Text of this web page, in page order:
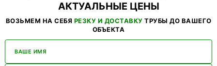
АКТУАЛЬНЫЕ ЦЕНЫ
ВОЗЬМЕМ НА СЕБЯ РЕЗКУ И ДОСТАВКУ ТРУБЫ ДО ВАШЕГО
ОБЪЕКТА
ВАШЕ ИМЯ